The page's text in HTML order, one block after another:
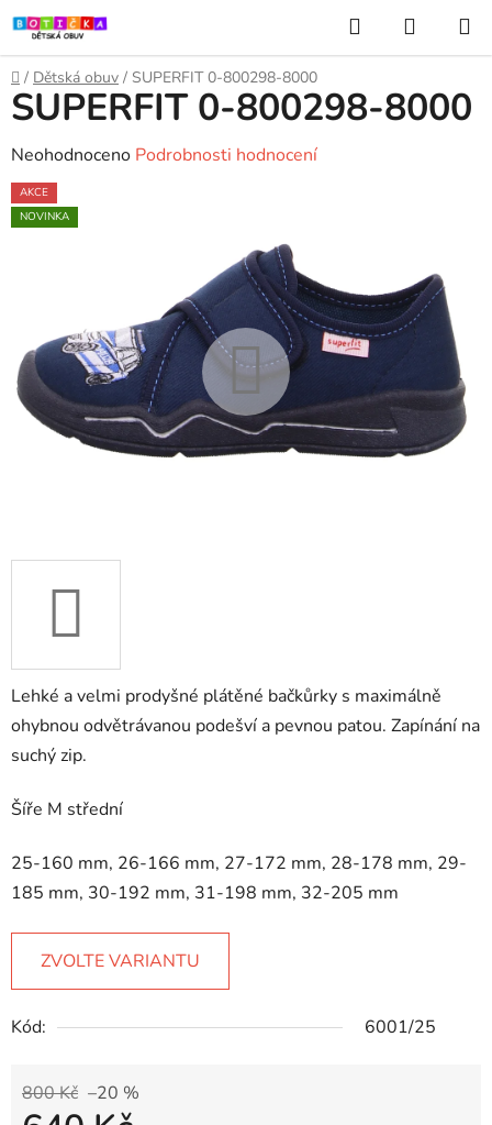
Přejít
na
obsah
Hledat
KOŠÍK
Domů
/ Dětská obuv / SUPERFIT 0-800298-8000
Lehké a velmi prodyšné plátěné bačkůrky s maximálně
ohybnou odvětrávanou podešví a pevnou patou. Zapínání na
suchý zip.
Šíře M střední
25-160 mm, 26-166 mm, 27-172 mm, 28-178 mm, 29-
185 mm, 30-192 mm, 31-198 mm, 32-205 mm
ZVOLTE VARIANTU
Kód: 6001/25
800 Kč –20 %
SUPERFIT 0-800298-8000
Průměrné
hodnocení
produktu
hvězdiček.
Neohodnoceno Podrobnosti hodnocení
AKCE
NOVINKA